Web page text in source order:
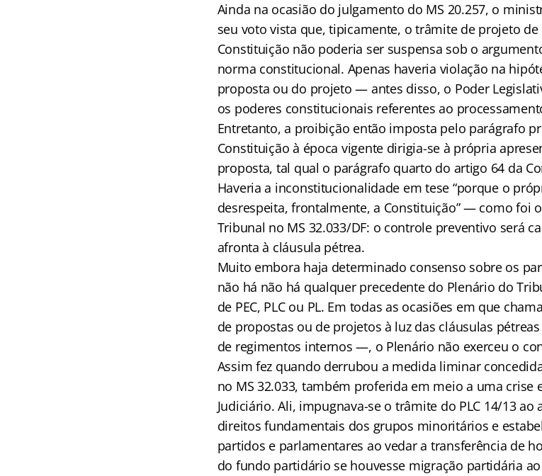
Ainda na ocasião do julgamento do MS 20.257, o
seu voto vista que, tipicamente, o trâmite de projeto
Constituição não poderia ser suspensa sob o
norma constitucional. Apenas haveria violação na
proposta ou do projeto — antes disso, o Poder
os poderes constitucionais referentes ao
Entretanto, a proibição então imposta pelo parágrafo
Constituição à época vigente dirigia-se à própria
proposta, tal qual o parágrafo quarto do artigo 64 da
Haveria a inconstitucionalidade em tese “porque o
desrespeita, frontalmente, a Constituição” — como foi
Tribunal no MS 32.033/DF: o controle preventivo será
afronta à cláusula pétrea.
Muito embora haja determinado consenso sobre os
não há não há qualquer precedente do Plenário do
de PEC, PLC ou PL. Em todas as ocasiões em que
de propostas ou de projetos à luz das cláusulas
de regimentos internos —, o Plenário não exerceu o
Assim fez quando derrubou a medida liminar
no MS 32.033, também proferida em meio a uma crise
Judiciário. Ali, impugnava-se o trâmite do PLC 14/13
direitos fundamentais dos grupos minoritários e
partidos e parlamentares ao vedar a transferência de
do fundo partidário se houvesse migração partidária